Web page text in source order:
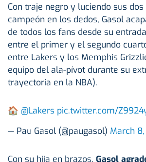
Con traje negro y luciendo sus
campeón en los dedos, Gasol
de todos los fans desde su
entre el primer y el segundo
entre Lakers y los Memphis
equipo del ala-pívot durante su
trayectoria en la NBA).
🏠 @Lakers pic.twitter.com/
— Pau Gasol (@paugasol) March
Con su hija en brazos, Gasol